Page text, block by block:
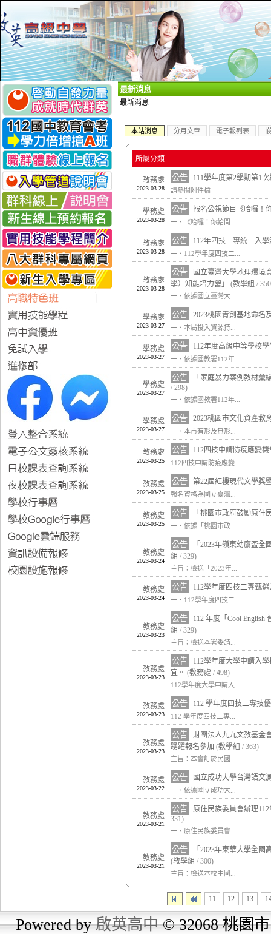
最新消息
最新消息
本站消息 分月文章 電子報列表
所屬分類
教務處
2023-03-28
公告 111學年度第2學期第1
請參閱附件檔
學務處
2023-03-28
公告 報名公視節目《哈囉！
一、《哈囉！你給問...
教務處
2023-03-28
公告 112年四技二專統一入
一、112學年度四技二...
教務處
2023-03-28
公告
國立臺灣大學地理環境
學）知能培力營」
(教學組 /
一、依據國立臺灣大...
學務處
2023-03-27
公告 2023桃園青創基地命名
一、本局投入資源持...
學務處
2023-03-27
公告 112年度高級中等學校
一、依據國教署112年...
學務處
2023-03-27
公告
「家庭暴力案例教材
/ 298)
一、依據國教署112年...
學務處
2023-03-27
公告 2023桃園市文化資產教
一、本市有形及無形...
教務處
2023-03-25
公告 112四技申請防疫應變機
112四技申請防疫應變...
教務處
2023-03-25
公告 第22屆紅樓現代文學獎
報名資格為國立臺灣...
教務處
2023-03-25
公告 「桃園市政府鼓勵原
一、依據「桃園市政...
教務處
2023-03-24
公告
「2023年嶺東幼鷹盃
組 / 329)
主旨：檢送「2023年...
教務處
2023-03-24
公告 112學年度四技二專甄
一、112學年度四技二...
教務處
2023-03-23
公告
112 年度「Cool
組 / 329)
主旨：檢送本署委請...
教務處
2023-03-23
公告
112學年度大學申請入
宜。 (教務處 / 498)
112學年度大學申請入...
教務處
2023-03-23
公告 112 學年度四技二專技
112 學年度四技二專...
教務處
2023-03-23
公告
財團法人九九文教基金
踴躍報名參加 (教學組 / 363)
主旨：本會訂於民國...
教務處
2023-03-22
公告 國立成功大學台灣語文
一、依據國立成功大...
教務處
2023-03-21
公告
原住民族委員會辦理
331)
一、原住民族委員會...
教務處
2023-03-21
公告
「2023年東華大學全
(教學組 / 300)
主旨：檢送本校中國...
11 12 13
Powered by啟英高中© 32068 桃園市